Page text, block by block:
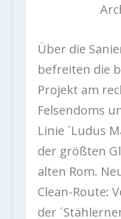
Über die
befreiten die
Projekt am
Felsendoms
Linie ´Ludus
der größten
alten Rom.
Clean-Route:
der